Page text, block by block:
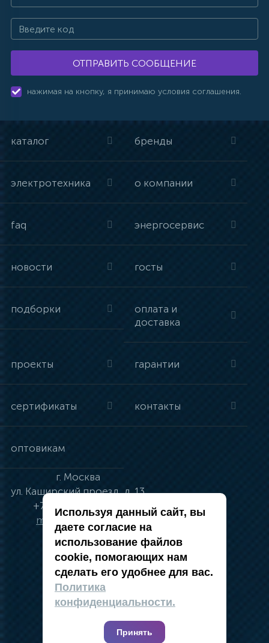
ОТПРАВИТЬ СООБЩЕНИЕ
нажимая на кнопку, я принимаю условия соглашения.
каталог бренды
электротехника о компании
faq энергосервис
новости госты
подборки
оплата и
доставка
проекты гарантии
сертификаты контакты
оптовикам
г. Москва
ул. Каширский проезд, д. 13
+7 (495) 134-41-83
moskva@vincci.ru
политика в отношении обработки
персональных данных
публичная оферта
карта сайта
Используя данный сайт, вы
даете согласие на
использование файлов
cookie, помогающих нам
сделать его удобнее для вас.
Политика
конфиденциальности.
Принять